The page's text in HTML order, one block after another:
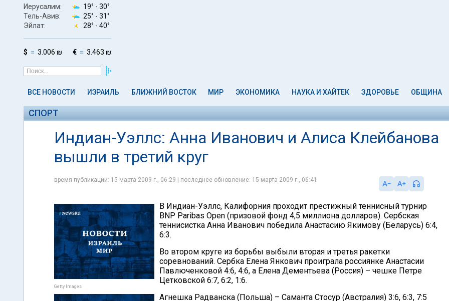
Иерусалим: 19° - 30°
Тель-Авив:
25° - 31°
Эйлат:
28° - 40°
$ 3.006 ₪ € 3.463 ₪
ВСЕ НОВОСТИ ИЗРАИЛЬ БЛИЖНИЙ ВОСТОК МИР ЭКОНОМИКА НАУКА И ХАЙТЕК ЗДОРОВЬЕ ОБЩИНА
СПОРТ
Индиан-Уэллс: Анна Иванович и Алиса Клейбанова
вышли в третий круг
время публикации: 15 марта 2009 г., 06:29 | последнее обновление: 15 марта 2009 г., 06:41
Getty Images
В Индиан-Уэллс, Калифорния проходит престижный теннисный турнир
BNP Paribas Open (призовой фонд 4,5 миллиона долларов). Сербская
теннисистка Анна Иванович победила Анастасию Якимову (Беларусь) 6:4,
6:3.
Во втором круге из борьбы выбыли вторая и третья ракетки
соревнований. Сербка Елена Янкович проиграла россиянке Анастасии
Павлюченковой 4:6, 4:6, а Елена Дементьева (Россия) – чешке Петре
Цетковской 6:7, 6:2, 1:6.
Агнешка Радванска (Польша) – Саманта Стосур (Австралия) 3:6, 6:3, 7:5